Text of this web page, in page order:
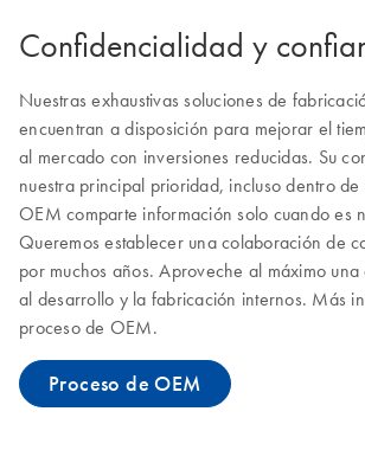
Confidencialidad y
Nuestras exhaustivas soluciones de
encuentran a disposición para mejorar el
al mercado con inversiones reducidas. Su
nuestra principal prioridad, incluso dentro
OEM comparte información solo cuando es
Queremos establecer una colaboración de
por muchos años. Aproveche al máximo
al desarrollo y la fabricación internos. Más
proceso de OEM.
Proceso de OEM